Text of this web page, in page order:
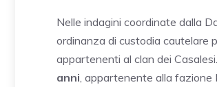
Nelle indagini coordinate dalla
ordinanza di custodia cautelare
appartenenti al clan dei
anni, appartenente alla fazione